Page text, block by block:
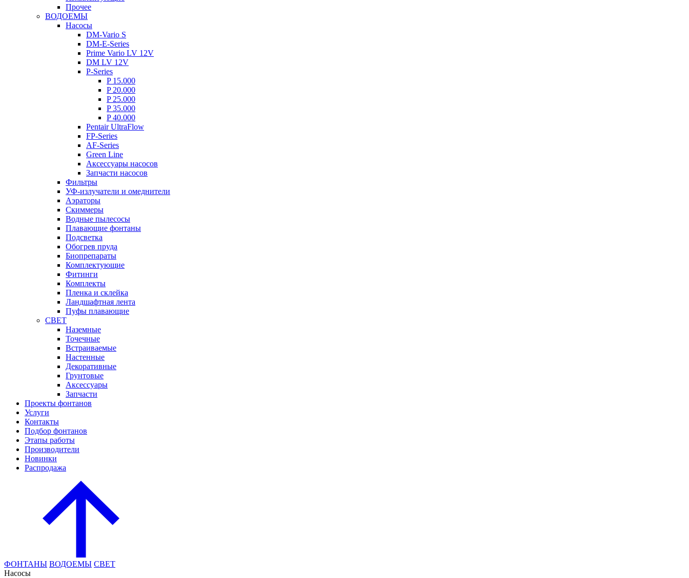
Прочее
ВОДОЕМЫ
Насосы
DM-Vario S
DM-E-Series
Prime Vario LV 12V
DM LV 12V
P-Series
P 15.000
P 20.000
P 25.000
P 35.000
P 40.000
Pentair UltraFlow
FP-Series
AF-Series
Green Line
Аксессуары насосов
Запчасти насосов
Фильтры
УФ-излучатели и омеднители
Аэраторы
Cкиммеры
Водные пылесосы
Плавающие фонтаны
Подсветка
Обогрев пруда
Биопрепараты
Комплектующие
Фитинги
Комплекты
Пленка и склейка
Ландшафтная лента
Пуфы плавающие
СВЕТ
Наземные
Точечные
Встраиваемые
Настенные
Декоративные
Грунтовые
Аксессуары
Запчасти
Проекты фонтанов
Услуги
Контакты
Подбор фонтанов
Этапы работы
Производители
Новинки
Распродажа
ФОНТАНЫ ВОДОЕМЫ СВЕТ
Насосы